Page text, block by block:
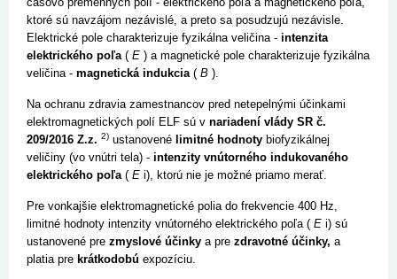
ktoré sú navzájom nezávislé, a preto sa posudzujú nezávisle.
Elektrické pole charakterizuje fyzikálna veličina - intenzita
elektrického poľa( E ) a magnetické pole charakterizuje fyzikálna
veličina - magnetická indukcia( B ).
Na ochranu zdravia zamestnancov pred netepelnými účinkami
elektromagnetických polí ELF sú v nariadení vlády SR č.
209/2016 Z.z. 2) ustanovené limitné hodnoty biofyzikálnej
veličiny (vo vnútri tela) - intenzity vnútorného indukovaného
elektrického poľa( E i), ktorú nie je možné priamo merať.
Pre vonkajšie elektromagnetické polia do frekvencie 400 Hz,
limitné hodnoty intenzity vnútorného elektrického poľa ( E i) sú
ustanovené pre zmyslové účinky a pre zdravotné účinky, a
platia pre krátkodobú expozíciu.